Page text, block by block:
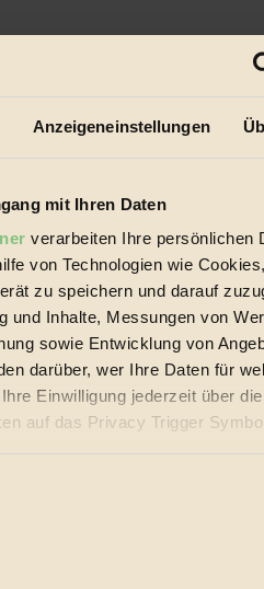
Anzeigeneinstellungen
mit Ihren Daten
verarbeiten Ihre persönlichen
von Technologien wie
zu speichern und darauf
und Inhalte, Messungen von
sowie Entwicklung von
darüber, wer Ihre Daten für
Einwilligung jederzeit über
auf das Privacy Trigger
wir auch gerne:
Scannen nach bestimmten
Lebensstil und bewussten
wachsenden Markt des
Trade sowie der Branche